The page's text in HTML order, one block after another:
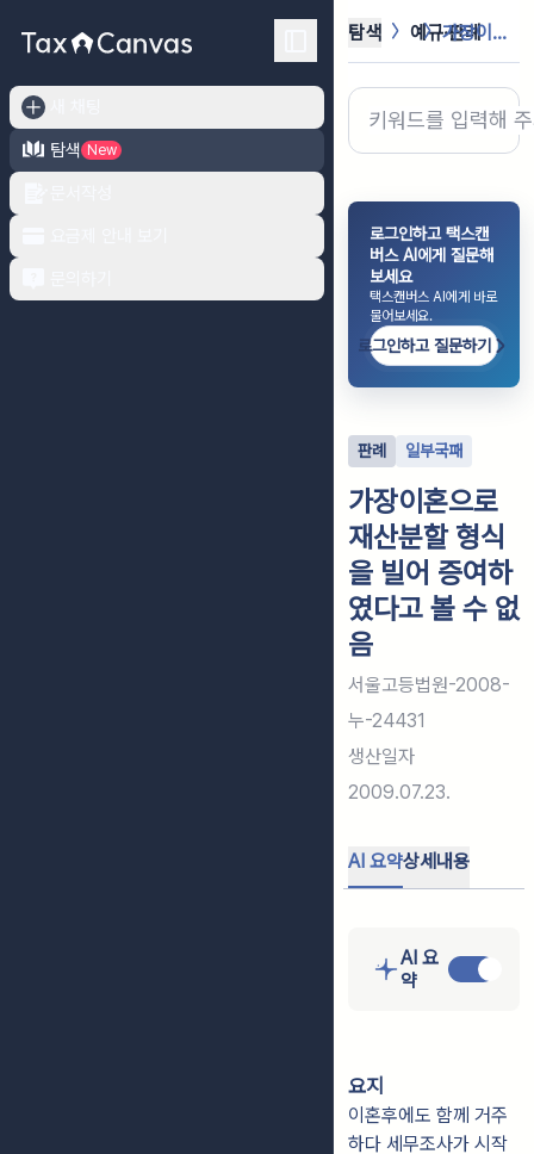
탐색
New
탐색 예규·판례 가장이혼으로 재산분할 형식을 빌어 증...
로그인하고 택스캔
버스 AI에게 질문해
보세요
택스캔버스 AI에게 바로
물어보세요.
로그인하고 질문하기
판례 일부국패
가장이혼으로
재산분할 형식
을 빌어 증여하
였다고 볼 수 없
음
서울고등법원-2008-
누-24431
생산일자
2009.07.23.
AI 요약상세내용
AI 요
약
요지
이혼후에도 함께 거주
하다 세무조사가 시작